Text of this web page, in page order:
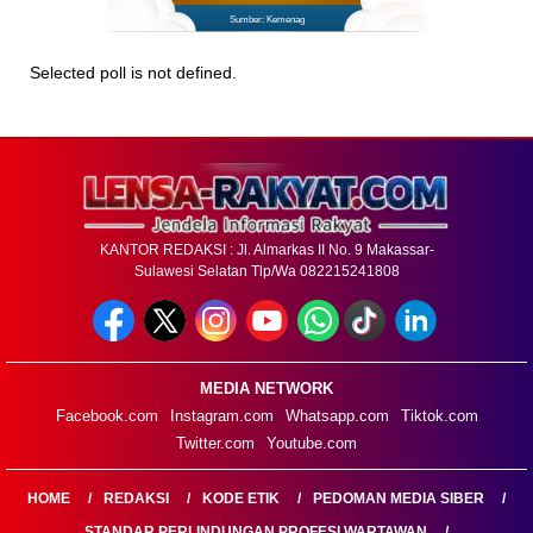
Sumber: Kemenag
Selected poll is not defined.
KANTOR REDAKSI : Jl. Almarkas II No. 9 Makassar-
Sulawesi Selatan Tlp/Wa 082215241808
MEDIA NETWORK
Facebook.com
Instagram.com Whatsapp.com
Tiktok.com
Twitter.com
Youtube.com
HOME REDAKSI KODE ETIK
PEDOMAN MEDIA SIBER